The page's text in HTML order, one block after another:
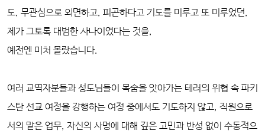
도, 무관심으로 외면하고, 피곤하다고 기도를 미루고 또 미루었던,
제가 그토록 대범한 사나이였다는 것을,
예전엔 미처 몰랐습니다.
여러 교역자분들과 성도님들이 목숨을 앗아가는 테러의 위협 속 파키
스탄 선교 여정을 강행하는 여정 중에서도 기도하지 않고, 직원으로
서의 맡은 업무, 자신의 사명에 대해 깊은 고민과 반성 없이 수동적으